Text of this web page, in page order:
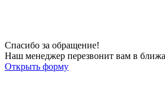
Спасибо за обращение!
Наш менеджер перезвонит вам в
Открыть форму